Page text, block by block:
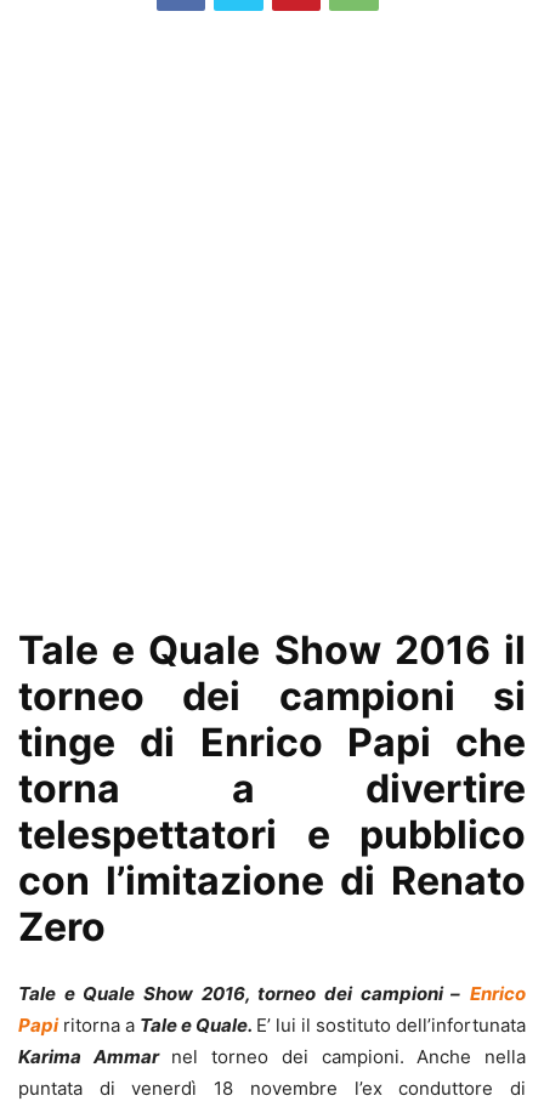
Tale e Quale Show 2016 il
torneo dei campioni si
tinge di Enrico Papi che
torna a divertire
telespettatori e pubblico
con l’imitazione di Renato
Zero
Tale e Quale Show 2016, torneo dei campioni – Enrico
Papiritorna a Tale e Quale. E’ lui il sostituto dell’infortunata
Karima Ammarnel torneo dei campioni. Anche nella
puntata di venerdì 18 novembre l’ex conduttore di